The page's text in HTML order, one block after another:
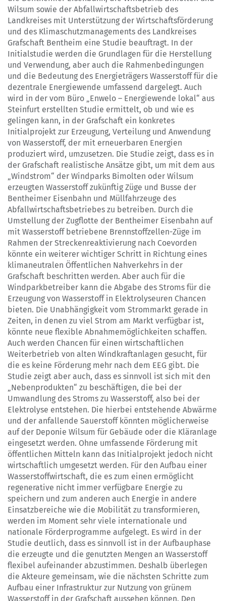
Wilsum sowie der Abfallwirtschaftsbetrieb des
Landkreises mit Unterstützung der Wirtschaftsförderung
und des Klimaschutzmanagements des Landkreises
Grafschaft Bentheim eine Studie beauftragt. In der
Initialstudie werden die Grundlagen für die Herstellung
und Verwendung, aber auch die Rahmenbedingungen
und die Bedeutung des Energieträgers Wasserstoff für die
dezentrale Energiewende umfassend dargelegt. Auch
wird in der vom Büro „Enwelo – Energiewende lokal“ aus
Steinfurt erstellten Studie ermittelt, ob und wie es
gelingen kann, in der Grafschaft ein konkretes
Initialprojekt zur Erzeugung, Verteilung und Anwendung
von Wasserstoff, der mit erneuerbaren Energien
produziert wird, umzusetzen. Die Studie zeigt, dass es in
der Grafschaft realistische Ansätze gibt, um mit dem aus
„Windstrom“ der Windparks Bimolten oder Wilsum
erzeugten Wasserstoff zukünftig Züge und Busse der
Bentheimer Eisenbahn und Müllfahrzeuge des
Abfallwirtschaftsbetriebes zu betreiben. Durch die
Umstellung der Zugflotte der Bentheimer Eisenbahn auf
mit Wasserstoff betriebene Brennstoffzellen-Züge im
Rahmen der Streckenreaktivierung nach Coevorden
könnte ein weiterer wichtiger Schritt in Richtung eines
klimaneutralen Öffentlichen Nahverkehrs in der
Grafschaft beschritten werden. Aber auch für die
Windparkbetreiber kann die Abgabe des Stroms für die
Erzeugung von Wasserstoff in Elektrolyseuren Chancen
bieten. Die Unabhängigkeit vom Strommarkt gerade in
Zeiten, in denen zu viel Strom am Markt verfügbar ist,
könnte neue flexible Abnahmemöglichkeiten schaffen.
Auch werden Chancen für einen wirtschaftlichen
Weiterbetrieb von alten Windkraftanlagen gesucht, für
die es keine Förderung mehr nach dem EEG gibt. Die
Studie zeigt aber auch, dass es sinnvoll ist sich mit den
„Nebenprodukten“ zu beschäftigen, die bei der
Umwandlung des Stroms zu Wasserstoff, also bei der
Elektrolyse entstehen. Die hierbei entstehende Abwärme
und der anfallende Sauerstoff könnten möglicherweise
auf der Deponie Wilsum für Gebäude oder die Kläranlage
eingesetzt werden. Ohne umfassende Förderung mit
öffentlichen Mitteln kann das Initialprojekt jedoch nicht
wirtschaftlich umgesetzt werden. Für den Aufbau einer
Wasserstoffwirtschaft, die es zum einen ermöglicht
regenerative nicht immer verfügbare Energie zu
speichern und zum anderen auch Energie in andere
Einsatzbereiche wie die Mobilität zu transformieren,
werden im Moment sehr viele internationale und
nationale Förderprogramme aufgelegt. Es wird in der
Studie deutlich, dass es sinnvoll ist in der Aufbauphase
die erzeugte und die genutzten Mengen an Wasserstoff
flexibel aufeinander abzustimmen. Deshalb überlegen
die Akteure gemeinsam, wie die nächsten Schritte zum
Aufbau einer Infrastruktur zur Nutzung von grünem
Wasserstoff in der Grafschaft aussehen können. Den